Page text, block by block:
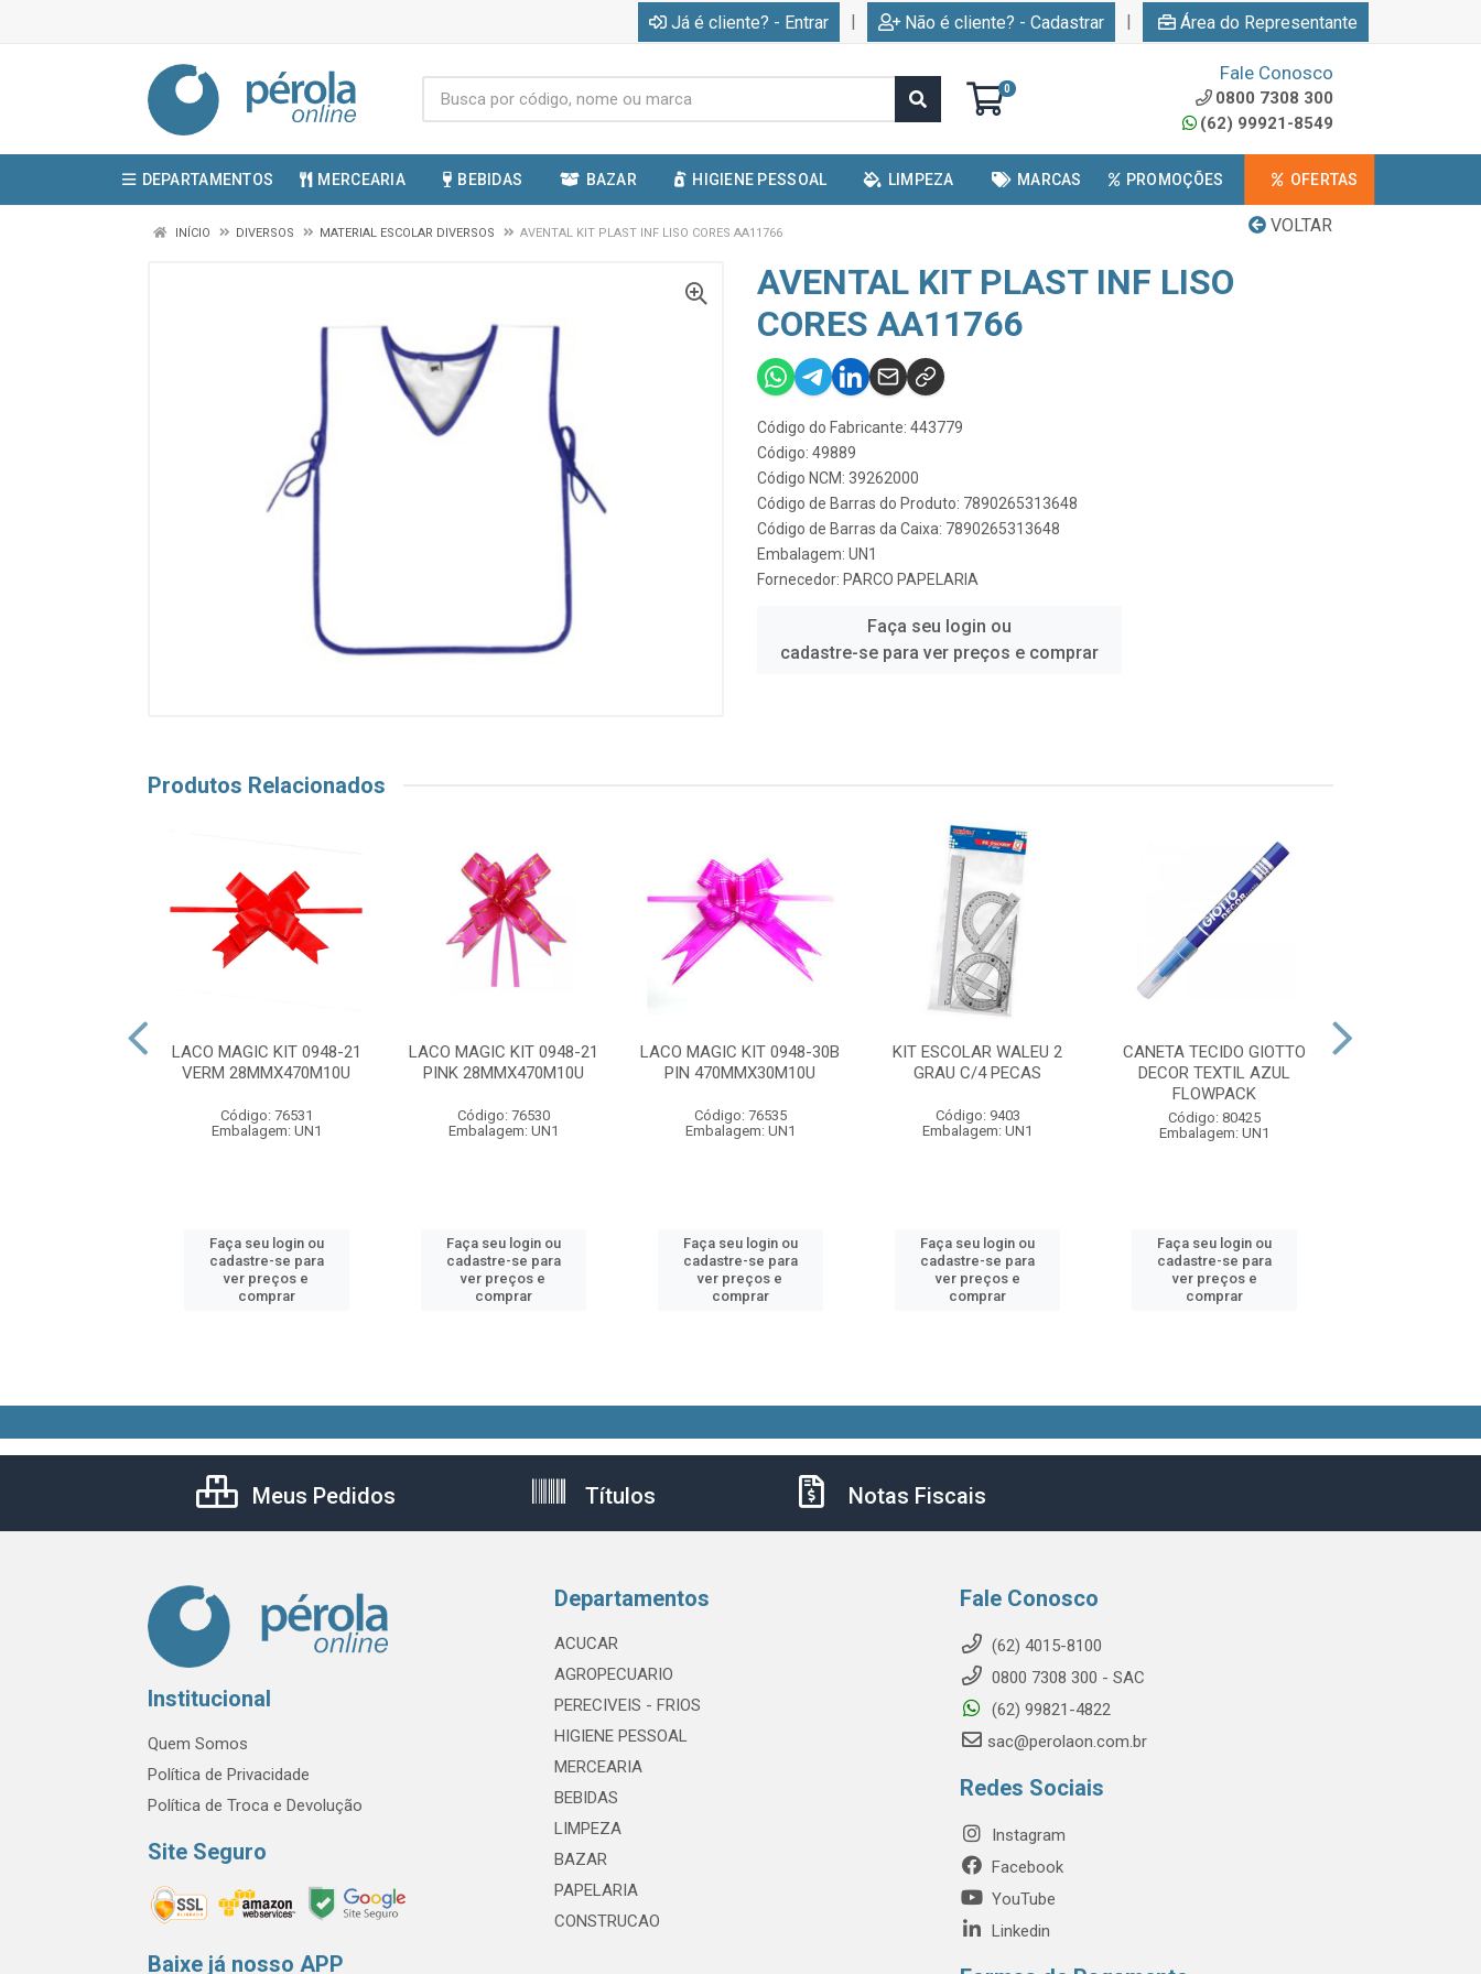
Já é cliente? - Entrar | Não é cliente? - Cadastrar | Área do Representante
0
Fale Conosco
0800 7308 300
(62) 99921-8549
DEPARTAMENTOS MERCEARIA BEBIDAS BAZAR HIGIENE PESSOAL LIMPEZA MARCAS PROMOÇÕES OFERTAS
VOLTAR
INÍCIO DIVERSOS MATERIAL ESCOLAR DIVERSOS AVENTAL KIT PLAST INF LISO CORES AA11766
AVENTAL KIT PLAST INF LISO
CORES AA11766
Código do Fabricante: 443779
Código: 49889
Código NCM: 39262000
Código de Barras do Produto: 7890265313648
Código de Barras da Caixa: 7890265313648
Embalagem: UN1
Fornecedor: PARCO PAPELARIA
Faça seu login ou
cadastre-se para ver preços e comprar
Produtos Relacionados
LACO MAGIC KIT 0948-21
VERM 28MMX470M10U
Código: 76531
Embalagem: UN1
Faça seu login ou
cadastre-se para
ver preços e
comprar
LACO MAGIC KIT 0948-21
PINK 28MMX470M10U
Código: 76530
Embalagem: UN1
Faça seu login ou
cadastre-se para
ver preços e
comprar
LACO MAGIC KIT 0948-30B
PIN 470MMX30M10U
Código: 76535
Embalagem: UN1
Faça seu login ou
cadastre-se para
ver preços e
comprar
KIT ESCOLAR WALEU 2
GRAU C/4 PECAS
Código: 9403
Embalagem: UN1
Faça seu login ou
cadastre-se para
ver preços e
comprar
CANETA TECIDO GIOTTO
DECOR TEXTIL AZUL
FLOWPACK
Código: 80425
Embalagem: UN1
Faça seu login ou
cadastre-se para
ver preços e
comprar
Meus Pedidos Títulos Notas Fiscais
Institucional
Quem Somos
Política de Privacidade
Política de Troca e Devolução
Site Seguro
Baixe já nosso APP
Departamentos
ACUCAR
AGROPECUARIO
PERECIVEIS - FRIOS
HIGIENE PESSOAL
MERCEARIA
BEBIDAS
LIMPEZA
BAZAR
PAPELARIA
CONSTRUCAO
Fale Conosco
(62) 4015-8100
0800 7308 300 - SAC
(62) 99821-4822
sac@perolaon.com.br
Redes Sociais
Instagram
Facebook
YouTube
Linkedin